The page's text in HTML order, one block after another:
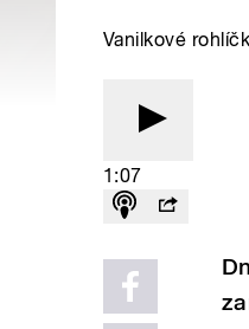
Vanilkové
1:07